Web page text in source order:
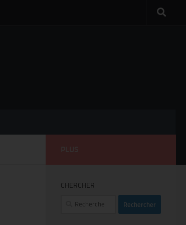
CHERCHER
Rechercher :